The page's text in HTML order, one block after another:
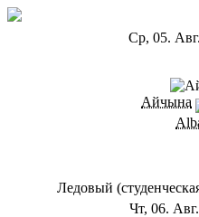
Ср, 05.
Айчына
Ледовый
Чт, 06.